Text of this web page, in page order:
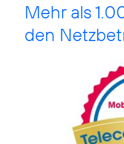
Mehr als
den